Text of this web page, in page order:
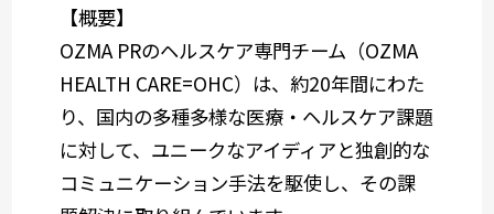
【概要】
OZMA PRのヘルスケア専門チーム（OZMA
HEALTH CARE=OHC）は、約20年間にわた
り、国内の多種多様な医療・ヘルスケア課題
に対して、ユニークなアイディアと独創的な
コミュニケーション手法を駆使し、その課